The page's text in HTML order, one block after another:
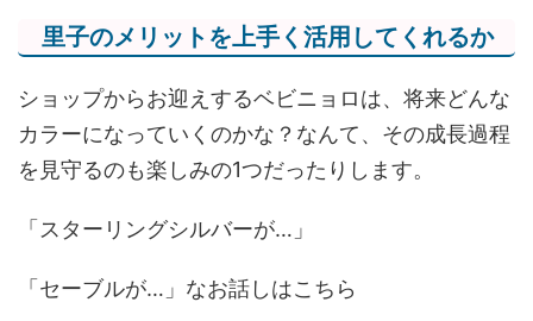
里子のメリットを上手く活用してくれるか
ショップからお迎えするベビニョロは、将来どんな
カラーになっていくのかな？なんて、その成長過程
を見守るのも楽しみの1つだったりします。
「スターリングシルバーが…」
「セーブルが…」なお話しはこちら